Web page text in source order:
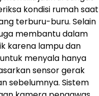
kondisi rumah saat
terburu-buru. Selain
membantu dalam
karena lampu dan
menyala hanya
sensor gerak
sebelumnya. Sistem